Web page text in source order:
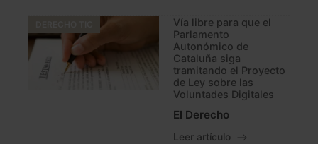
Vía libre para que el
Parlamento
Autonómico de
Cataluña siga
tramitando el Proyecto
de Ley sobre las
Voluntades Digitales
El Derecho
Leer artículo